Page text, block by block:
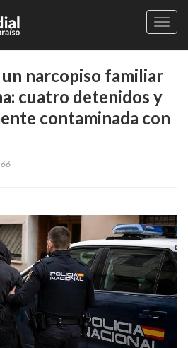
narcopiso familiar
cuatro detenidos y
contaminada con